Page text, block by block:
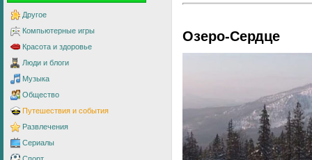
Другое
Компьютерные игры
Красота и здоровье
Люди и блоги
Музыка
Общество
Путешествия и события
Развлечения
Сериалы
Озеро-Сердце